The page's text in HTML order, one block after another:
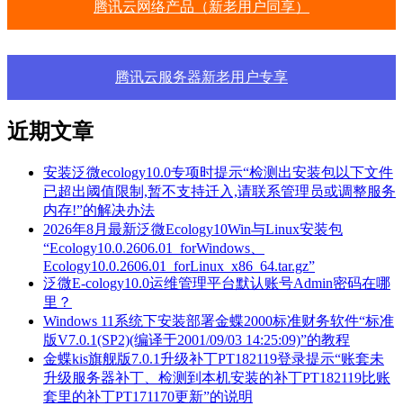
腾讯云网络产品（新老用户同享）
腾讯云服务器新老用户专享
近期文章
安装泛微ecology10.0专项时提示“检测出安装包以下文件
已超出阈值限制,暂不支持迁入,请联系管理员或调整服务
内存!”的解决办法
2026年8月最新泛微Ecology10Win与Linux安装包
“Ecology10.0.2606.01_forWindows、
Ecology10.0.2606.01_forLinux_x86_64.tar.gz”
泛微E-cology10.0运维管理平台默认账号Admin密码在哪
里？
Windows 11系统下安装部署金蝶2000标准财务软件“标准
版V7.0.1(SP2)(编译于2001/09/03 14:25:09)”的教程
金蝶kis旗舰版7.0.1升级补丁PT182119登录提示“账套未
升级服务器补丁、检测到本机安装的补丁PT182119比账
套里的补丁PT171170更新”的说明